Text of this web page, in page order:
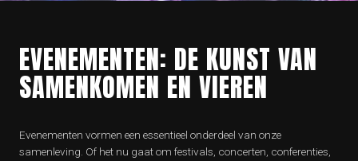
EVENEMENTEN: DE KUNST VAN
SAMENKOMEN EN VIEREN
Evenementen vormen een essentieel onderdeel van onze
samenleving. Of het nu gaat om festivals, concerten, conferenties,